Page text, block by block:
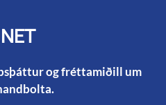
og fréttamiðill um